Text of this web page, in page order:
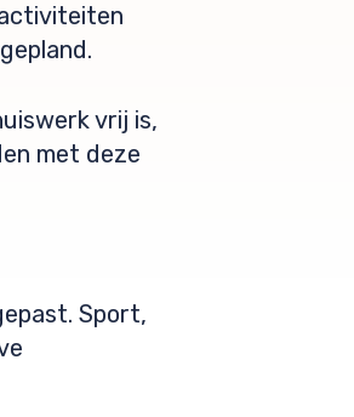
vrij is,
met deze
Sport,